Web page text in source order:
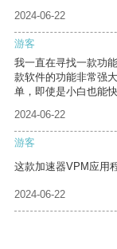
2024-06-22
游客
我一直在寻找一款功
款软件的功能非常强
单，即使是小白也能快
2024-06-22
游客
这款加速器VPM应用
2024-06-22